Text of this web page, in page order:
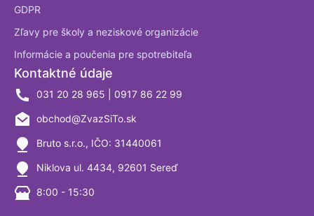
GDPR
Zľavy pre školy a neziskové organizácie
Informácie a poučenia pre spotrebiteľa
Kontaktné údaje
031 20 28 965 | 0917 86 22 99
obchod@ZvazSiTo.sk
Bruto s.r.o., IČO: 31440061
Niklova ul. 4434, 92601 Sereď
8:00 - 15:30